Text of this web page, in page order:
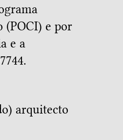
(POCI) e por
e a
arquitecto